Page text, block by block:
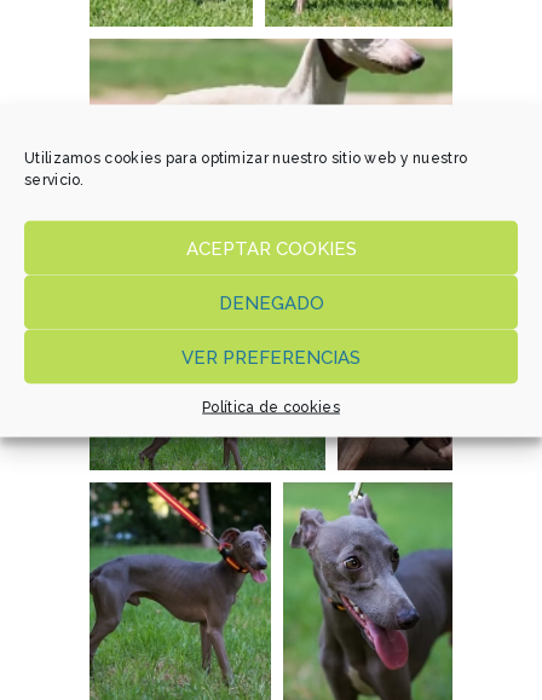
Utilizamos cookies para optimizar nuestro sitio web y nuestro
servicio.
ACEPTAR COOKIES
DENEGADO
VER PREFERENCIAS
Política de cookies